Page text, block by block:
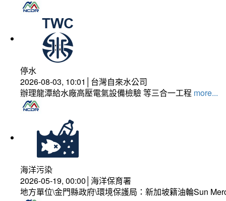
停水
2026-08-03, 10:01│台灣自來水公司
辦理龍潭給水廠高壓電氣設備檢驗 等三合一工程 more...
海洋污染
2026-05-19, 00:00│海洋保育署
地方單位\金門縣政府\環境保護局：新加坡籍油輪Sun